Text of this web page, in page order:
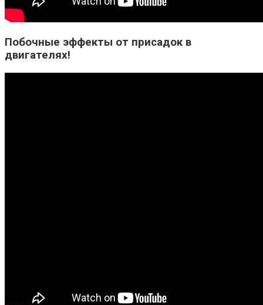
Побочные эффекты от присадок в
двигателях!